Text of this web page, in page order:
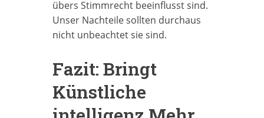
übers Stimmrecht beeinflusst sind.
Unser Nachteile sollten durchaus
nicht unbeachtet sie sind.
Fazit: Bringt
Künstliche